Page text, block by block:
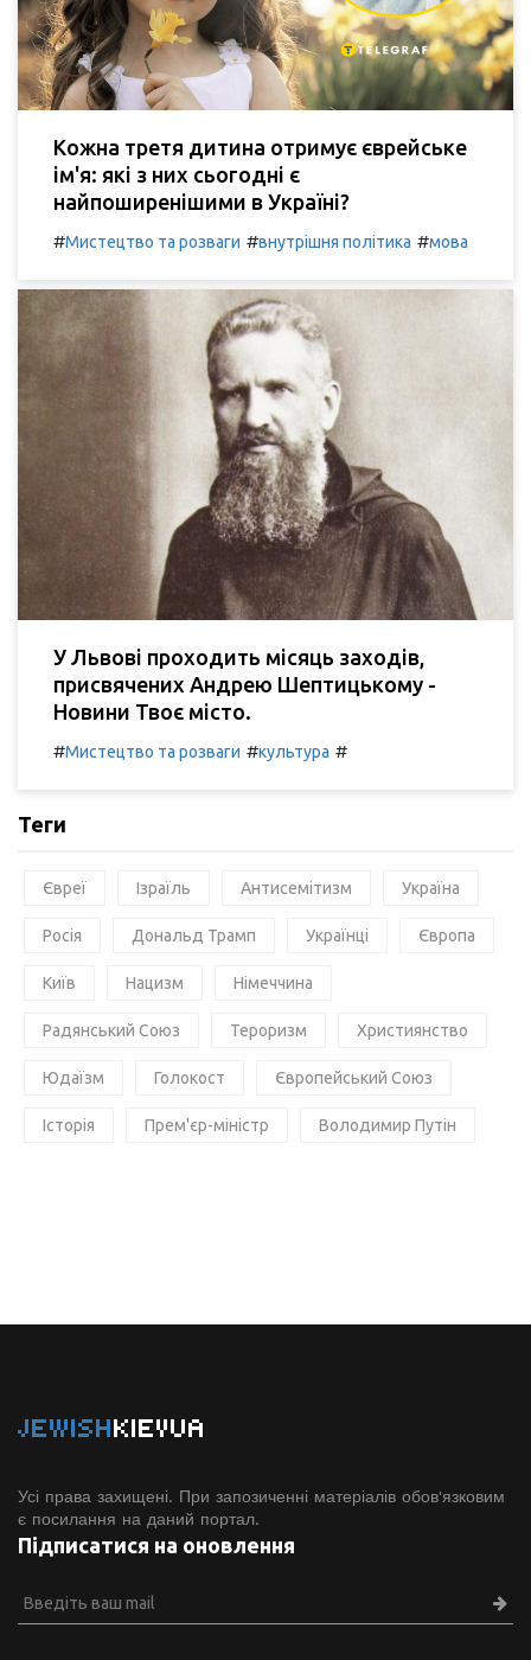
Кожна третя дитина отримує єврейське
ім'я: які з них сьогодні є
найпоширенішими в Україні?
#Мистецтво та розваги #внутрішня політика #мова
У Львові проходить місяць заходів,
присвячених Андрею Шептицькому -
Новини Твоє місто.
#Мистецтво та розваги #культура #
Теги
Євреї Ізраїль Антисемітизм Україна
Росія Дональд Трамп Українці Європа
Київ Нацизм Німеччина
Радянський Союз Тероризм Християнство
Юдаїзм Голокост Європейський Союз
Історія Прем'єр-міністр Володимир Путін
JEWISHKIEVUA
Усі права захищені. При запозиченні матеріалів обов'язковим
є посилання на даний портал.
Підписатися на оновлення